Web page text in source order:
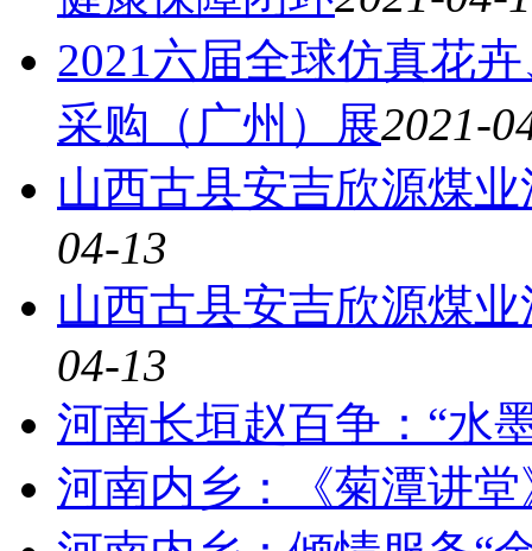
2021六届全球仿真花
采购（广州）展2021-
山西古县安吉欣源煤
04-13
山西古县安吉欣源煤
04-13
河南长垣赵百争：“水
河南内乡：《菊潭讲